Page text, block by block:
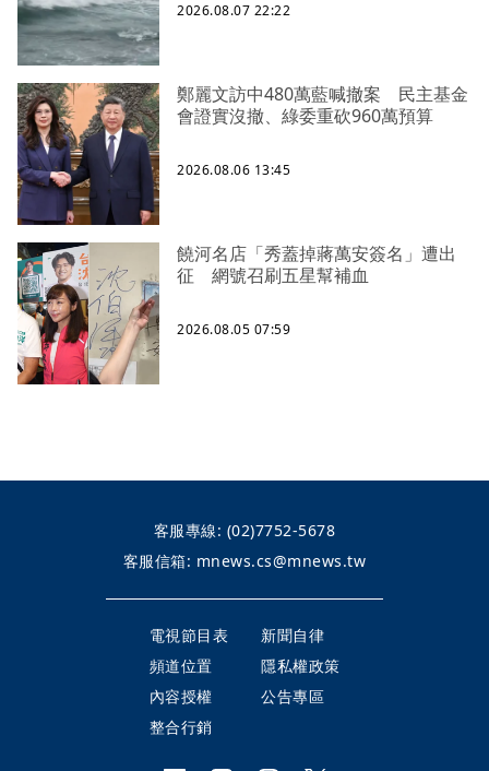
2026.08.07 22:22
鄭麗文訪中480萬藍喊撤案 民主基金
會證實沒撤、綠委重砍960萬預算
2026.08.06 13:45
饒河名店「秀蓋掉蔣萬安簽名」遭出
征 網號召刷五星幫補血
2026.08.05 07:59
客服專線: (02)7752-5678
客服信箱: mnews.cs@mnews.tw
電視節目表
新聞自律
頻道位置
隱私權政策
內容授權
公告專區
整合行銷